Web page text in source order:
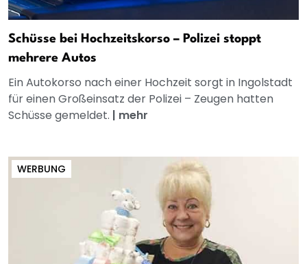
Schüsse bei Hochzeitskorso – Polizei stoppt
mehrere Autos
Ein Autokorso nach einer Hochzeit sorgt in Ingolstadt
für einen Großeinsatz der Polizei – Zeugen hatten
Schüsse gemeldet. | mehr
WERBUNG